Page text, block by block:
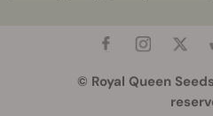
© Royal Queen